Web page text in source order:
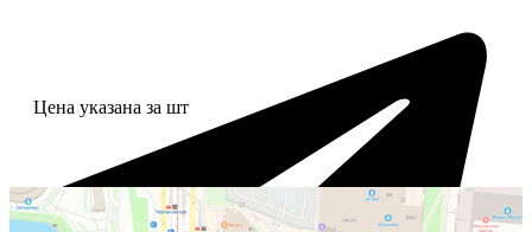
Цена указана за шт